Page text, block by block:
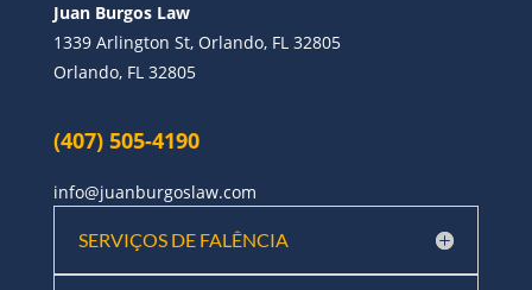
Juan Burgos Law
1339 Arlington St, Orlando, FL 32805
Orlando, FL 32805
(407) 505-4190
info@juanburgoslaw.com
SERVIÇOS DE FALÊNCIA